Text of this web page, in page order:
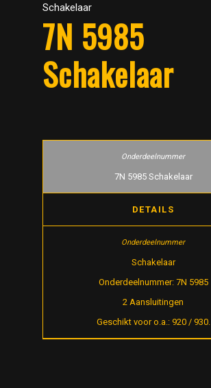
Schakelaar
7N 5985
Schakelaar
7N 5985 Schakelaar
DETAILS
Schakelaar
Onderdeelnummer: 7N 5985
2 Aansluitingen
Geschikt voor o.a.: 920 / 930.